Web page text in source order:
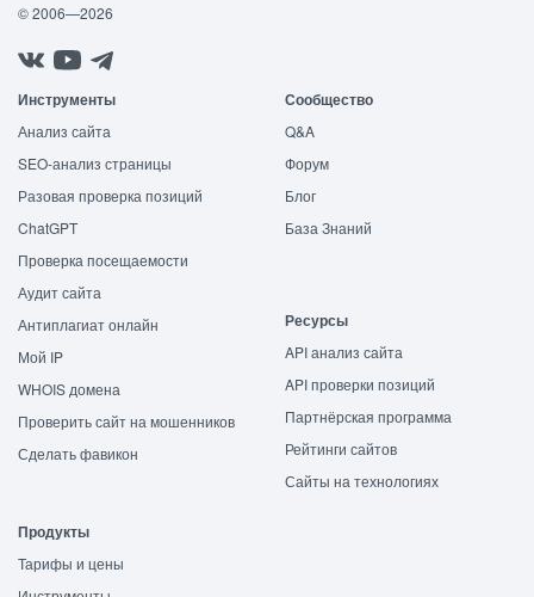
© 2006—2026
Инструменты
Анализ сайта
SEO-анализ страницы
Разовая проверка позиций
ChatGPT
Проверка посещаемости
Аудит сайта
Антиплагиат онлайн
Мой IP
WHOIS домена
Проверить сайт на мошенников
Сделать фавикон
Сообщество
Q&A
Форум
Блог
База Знаний
Ресурсы
API анализ сайта
API проверки позиций
Партнёрская программа
Рейтинги сайтов
Сайты на технологиях
Продукты
Тарифы и цены